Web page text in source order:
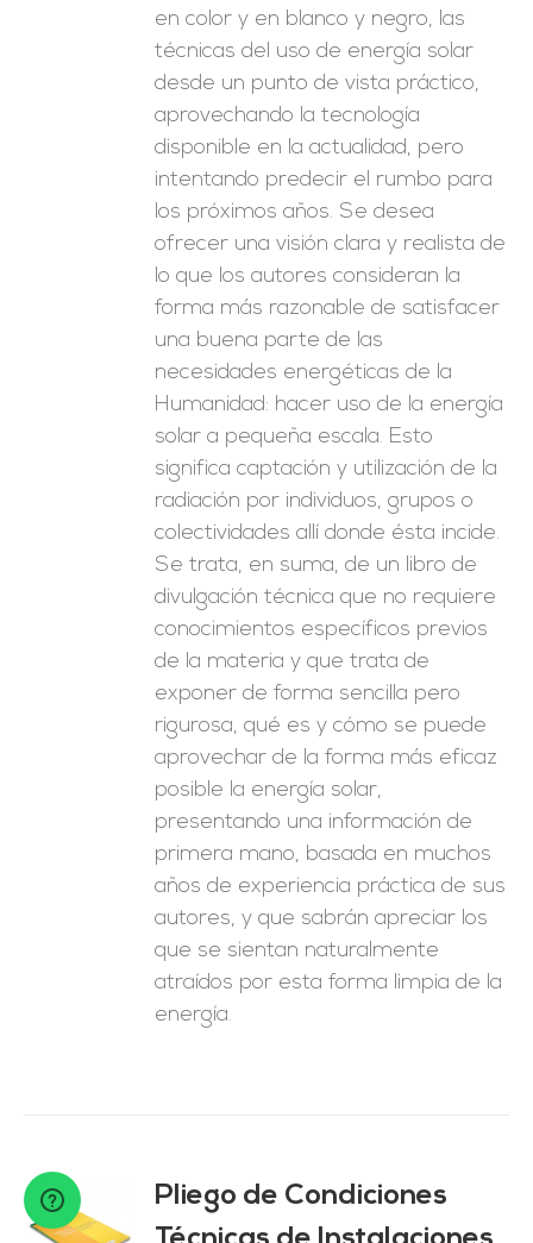
en color y en blanco y negro, las
técnicas del uso de energía solar
desde un punto de vista práctico,
aprovechando la tecnología
disponible en la actualidad, pero
intentando predecir el rumbo para
los próximos años. Se desea
ofrecer una visión clara y realista de
lo que los autores consideran la
forma más razonable de satisfacer
una buena parte de las
necesidades energéticas de la
Humanidad: hacer uso de la energía
solar a pequeña escala. Esto
significa captación y utilización de la
radiación por individuos, grupos o
colectividades allí donde ésta incide.
Se trata, en suma, de un libro de
divulgación técnica que no requiere
conocimientos específicos previos
de la materia y que trata de
exponer de forma sencilla pero
rigurosa, qué es y cómo se puede
aprovechar de la forma más eficaz
posible la energía solar,
presentando una información de
primera mano, basada en muchos
años de experiencia práctica de sus
autores, y que sabrán apreciar los
que se sientan naturalmente
atraídos por esta forma limpia de la
energía.
Pliego de Condiciones